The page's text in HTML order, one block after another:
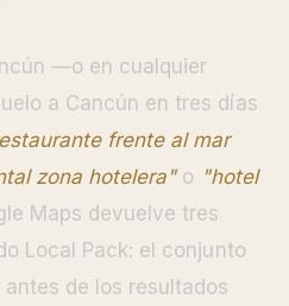
—o en cualquier
a Cancún en tres días
frente al mar
zona hotelera"o "hotel
Maps devuelve tres
Local Pack: el conjunto
de los resultados